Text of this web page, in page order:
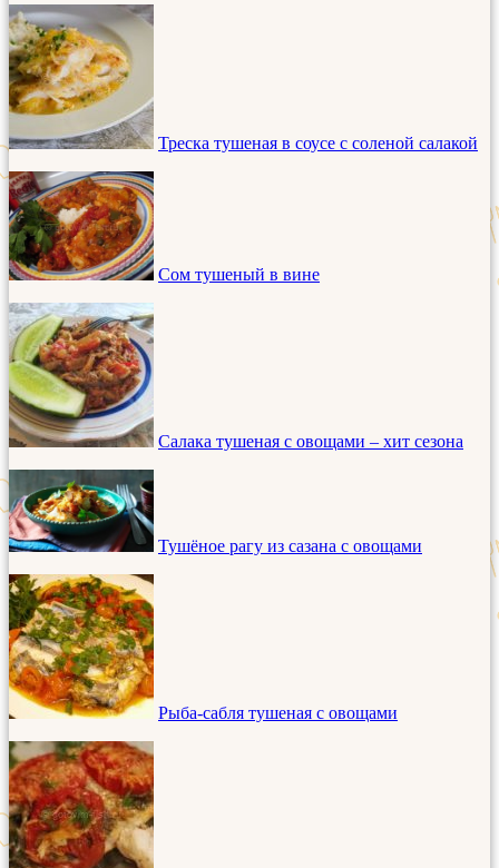
Треска тушеная в соусе с соленой салакой
Сом тушеный в вине
Салака тушеная с овощами – хит сезона
Тушёное рагу из сазана с овощами
Рыба-сабля тушеная с овощами